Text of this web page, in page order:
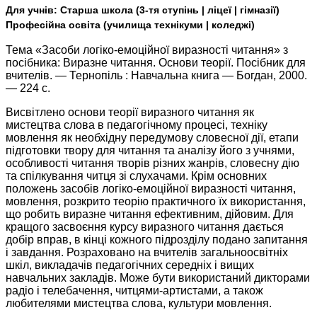
Для учнів: Старша школа (3-тя ступінь | ліцеї | гімназії)
Професійна освіта (училища технікуми | коледжі)
Тема «Засоби логіко-емоційної виразності читання» з
посібника: Виразне читання. Основи теорії. Посібник для
вчителів. — Тернопіль : Навчальна книга — Богдан, 2000.
— 224 с.
Висвітлено основи теорії виразного читання як
мистецтва слова в педагогічному процесі, техніку
мовлення як необхідну передумову словесної дії, етапи
підготовки твору для читання та аналізу його з учнями,
особливості читання творів різних жанрів, словесну дію
та спілкування читця зі слухачами. Крім основних
положень засобів логіко-емоційної виразності читання,
мовлення, розкрито теорію практичного їх використання,
що робить виразне читання ефективним, дійовим. Для
кращого засвоєння курсу виразного читання дається
добір вправ, в кінці кожного підрозділу подано запитання
і завдання. Розраховано на вчителів загальноосвітніх
шкіл, викладачів педагогічних середніх і вищих
навчальних закладів. Може бути використаний дикторами
радіо і телебачення, читцями-артистами, а також
любителями мистецтва слова, культури мовлення.